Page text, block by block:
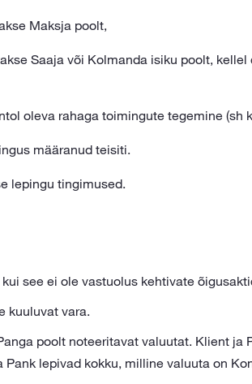
Maksja poolt,
Saaja või Kolmanda isiku poolt,
oleva rahaga toimingute tegemine (sh
määranud teisiti.
lepingu tingimused.
see ei ole vastuolus kehtivate
kuuluvat vara.
poolt noteeritavat valuutat. Klient ja
lepivad kokku, milline valuuta on